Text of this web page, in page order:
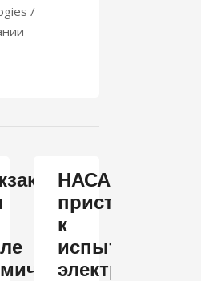
/
НАСА
приступает
к
испытаниям